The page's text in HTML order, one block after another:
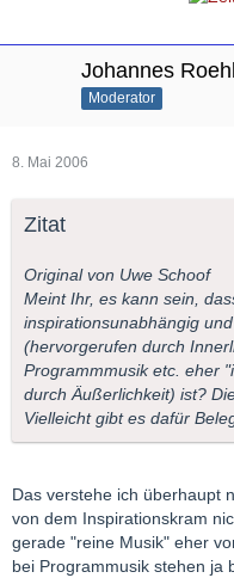
Johannes Roehl
Moderator
8. Mai 2006
Zitat
Original von Uwe Schoof
Meint Ihr, es kann sein,
inspirationsunabhängig
(hervorgerufen durch
Programmmusik etc. eher
durch Äußerlichkeit) ist?
Vielleicht gibt es dafür
Das verstehe ich überhaupt
von dem Inspirationskram
gerade "reine Musik" eher
bei Programmusik stehen ja